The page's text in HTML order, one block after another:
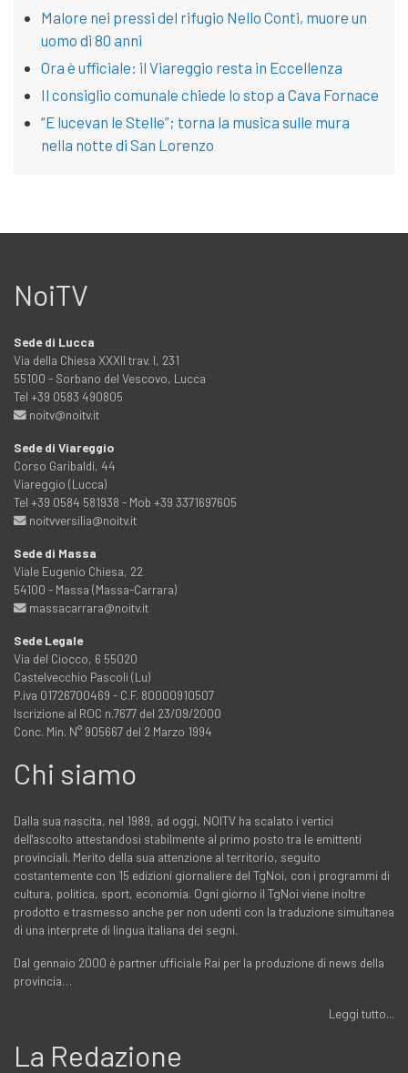
Malore nei pressi del rifugio Nello Conti, muore un
uomo di 80 anni
Ora è ufficiale: il Viareggio resta in Eccellenza
Il consiglio comunale chiede lo stop a Cava Fornace
“E lucevan le Stelle”; torna la musica sulle mura
nella notte di San Lorenzo
NoiTV
Sede di Lucca
Via della Chiesa XXXII trav. I, 231
55100 - Sorbano del Vescovo, Lucca
Tel +39 0583 490805
noitv@noitv.it
Sede di Viareggio
Corso Garibaldi, 44
Viareggio (Lucca)
Tel +39 0584 581938 - Mob +39 3371697605
noitvversilia@noitv.it
Sede di Massa
Viale Eugenio Chiesa, 22
54100 - Massa (Massa-Carrara)
massacarrara@noitv.it
Sede Legale
Via del Ciocco, 6 55020
Castelvecchio Pascoli (Lu)
P.iva 01726700469 - C.F. 80000910507
Iscrizione al ROC n.7677 del 23/09/2000
Conc. Min. N° 905667 del 2 Marzo 1994
Chi siamo
Dalla sua nascita, nel 1989, ad oggi, NOITV ha scalato i vertici
dell'ascolto attestandosi stabilmente al primo posto tra le emittenti
provinciali. Merito della sua attenzione al territorio, seguito
costantemente con 15 edizioni giornaliere del TgNoi, con i programmi di
cultura, politica, sport, economia. Ogni giorno il TgNoi viene inoltre
prodotto e trasmesso anche per non udenti con la traduzione simultanea
di una interprete di lingua italiana dei segni.
Dal gennaio 2000 è partner ufficiale Rai per la produzione di news della
provincia…
Leggi tutto...
La Redazione